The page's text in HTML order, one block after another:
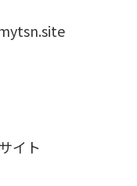
イト